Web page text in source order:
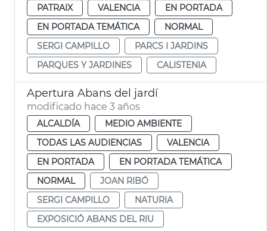
PATRAIX
VALENCIA
EN PORTADA
EN PORTADA TEMÁTICA
NORMAL
SERGI CAMPILLO
PARCS I JARDINS
PARQUES Y JARDINES
CALISTENIA
Apertura Abans del jardí
modificado hace 3 años
ALCALDÍA
MEDIO AMBIENTE
TODAS LAS AUDIENCIAS
VALENCIA
EN PORTADA
EN PORTADA TEMÁTICA
NORMAL
JOAN RIBÓ
SERGI CAMPILLO
NATURIA
EXPOSICIÓ ABANS DEL RIU